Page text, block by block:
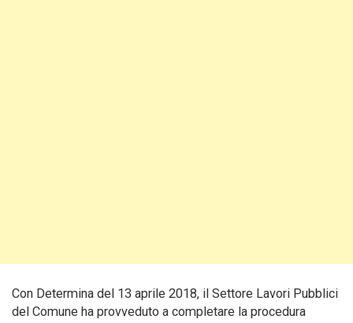
Con Determina del 13 aprile 2018, il Settore Lavori Pubblici
del Comune ha provveduto a completare la procedura